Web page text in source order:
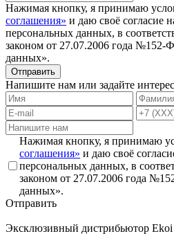
Нажимая кнопку, я принимаю
соглашения» и даю своё согласие
персональных данных, в
законом от 27.07.2006 года №152-
данных».
Отправить
Напишите нам или задайте
Нажимая кнопку, я принимаю
соглашения» и даю своё
персональных данных, в
законом от 27.07.2006 года
данных».
Отправить
Эксклюзивный дистрибьютор Ekoi